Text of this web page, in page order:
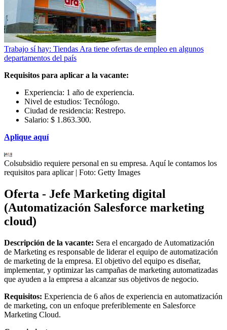
Trabajo sí hay: Tiendas Ara tiene ofertas de empleo en algunos
departamentos del país
Requisitos para aplicar a la vacante:
Experiencia: 1 año de experiencia.
Nivel de estudios: Tecnólogo.
Ciudad de residencia: Restrepo.
Salario: $ 1.863.300.
Aplique aquí
Colsubsidio requiere personal en su empresa. Aquí le contamos los
requisitos para aplicar | Foto: Getty Images
Oferta - Jefe Marketing digital
(Automatización Salesforce marketing
cloud)
Descripción de la vacante: Sera el encargado de Automatización
de Marketing es responsable de liderar el equipo de automatización
de marketing de la empresa. El objetivo del equipo es diseñar,
implementar, y optimizar las campañas de marketing automatizadas
que ayuden a la empresa a alcanzar sus objetivos de negocio.
Requisitos: Experiencia de 6 años de experiencia en automatización
de marketing, con un enfoque preferiblemente en Salesforce
Marketing Cloud.